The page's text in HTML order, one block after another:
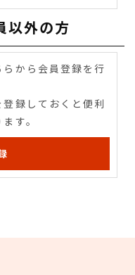
以外の方
から会員登録を行
録しておくと便利
す。